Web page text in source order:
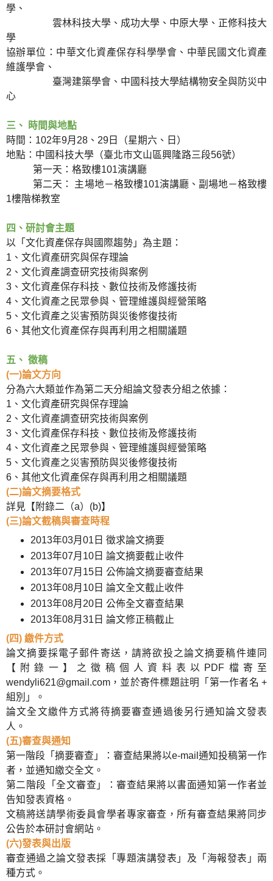
學、
雲林科技大學、成功大學、中原大學、正修科技大
學
協辦單位：中華文化資產保存科學學會、中華民國文化資產
維護學會、
臺灣建築學會、中國科技大學結構物安全與防災中
心
三、 時間與地點
時間：102年9月28、29日（星期六、日）
地點：中國科技大學（臺北市文山區興隆路三段56號）
第一天：格致樓101演講廳
第二天： 主場地－格致樓101演講廳、副場地－格致樓
1樓階梯教室
四、研討會主題
以「文化資產保存與國際趨勢」為主題：
1、文化資產研究與保存理論
2、文化資產調查研究技術與案例
3、文化資產保存科技、數位技術及修護技術
4、文化資產之民眾參與、管理維護與經營策略
5、文化資產之災害預防與災後修復技術
6、其他文化資產保存與再利用之相關議題
五、 徵稿
(一)論文方向
分為六大類並作為第二天分組論文發表分組之依據：
1、文化資產研究與保存理論
2、文化資產調查研究技術與案例
3、文化資產保存科技、數位技術及修護技術
4、文化資產之民眾參與、管理維護與經營策略
5、文化資產之災害預防與災後修復技術
6、其他文化資產保存與再利用之相關議題
(二)論文摘要格式
詳見【附錄二（a）(b)】
(三)論文截稿與審查時程
2013年03月01日 徵求論文摘要
2013年07月10日 論文摘要截止收件
2013年07月15日 公佈論文摘要審查結果
2013年08月10日 論文全文截止收件
2013年08月20日 公佈全文審查結果
2013年08月31日 論文修正稿截止
(四) 繳件方式
論文摘要採電子郵件寄送，請將欲投之論文摘要稿件連同
【附錄一】之徵稿個人資料表以PDF檔寄至
wendyli621@gmail.com，並於寄件標題註明「第一作者名 +
組別」。
論文全文繳件方式將待摘要審查通過後另行通知論文發表
人。
(五)審查與通知
第一階段「摘要審查」：審查結果將以e-mail通知投稿第一作
者，並通知繳交全文。
第二階段「全文審查」：審查結果將以書面通知第一作者並
告知發表資格。
文稿將送請學術委員會學者專家審查，所有審查結果將同步
公告於本研討會網站。
(六)發表與出版
審查通過之論文發表採「專題演講發表」及「海報發表」兩
種方式。